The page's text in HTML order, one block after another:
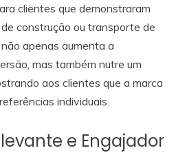
clientes que demonstraram
construção ou transporte de
apenas aumenta a
mas também nutre um
aos clientes que a marca
individuais.
e Engajador